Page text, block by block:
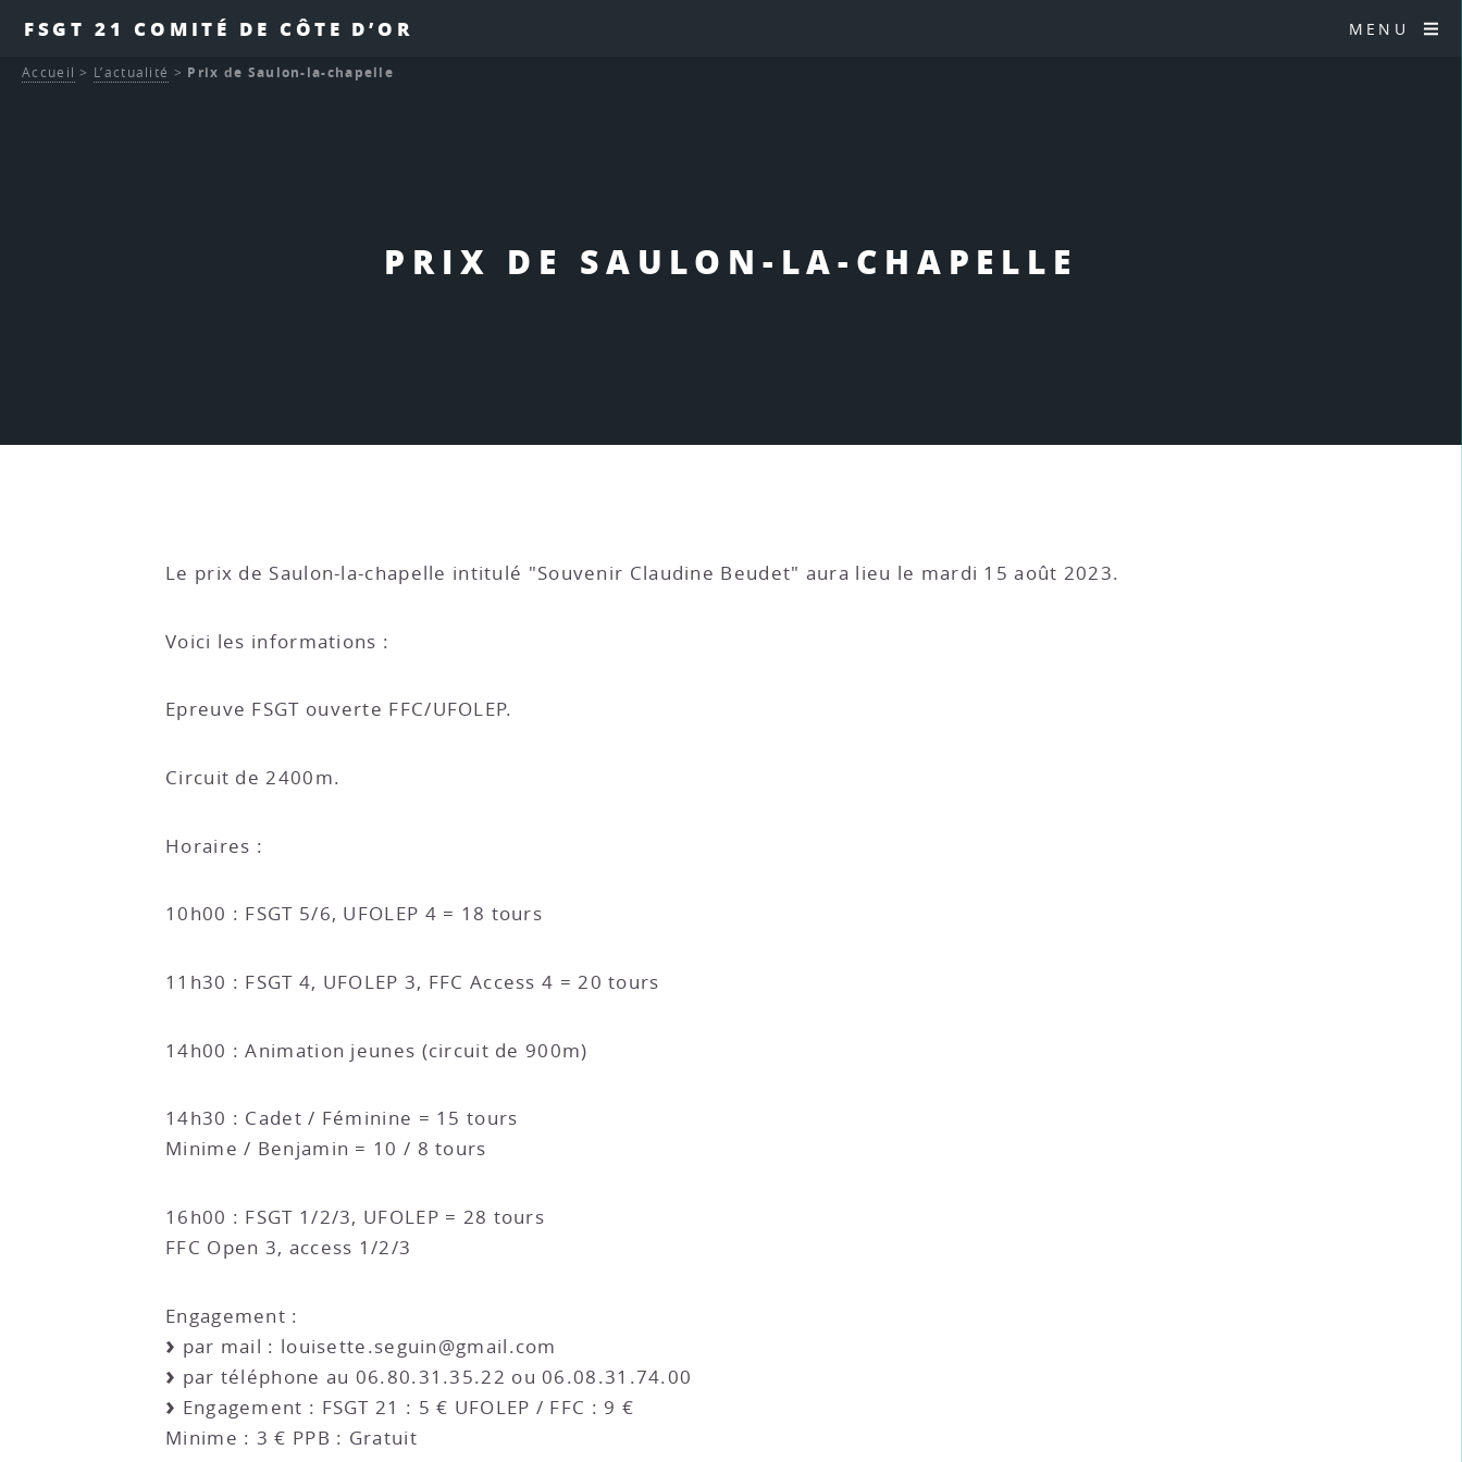
FSGT 21 COMITÉ DE CÔTE D’OR MENU
PRIX DE SAULON-LA-CHAPELLE
Accueil > L’actualité > Prix de Saulon-la-chapelle
Le prix de Saulon-la-chapelle intitulé "Souvenir Claudine Beudet" aura lieu le mardi 15 août 2023.
Voici les informations :
Epreuve FSGT ouverte FFC/UFOLEP.
Circuit de 2400m.
Horaires :
10h00 : FSGT 5/6, UFOLEP 4 = 18 tours
11h30 : FSGT 4, UFOLEP 3, FFC Access 4 = 20 tours
14h00 : Animation jeunes (circuit de 900m)
14h30 : Cadet / Féminine = 15 tours
Minime / Benjamin = 10 / 8 tours
16h00 : FSGT 1/2/3, UFOLEP = 28 tours
FFC Open 3, access 1/2/3
Engagement :
par mail : louisette.seguin@gmail.com
par téléphone au 06.80.31.35.22 ou 06.08.31.74.00
Engagement : FSGT 21 : 5 € UFOLEP / FFC : 9 €
Minime : 3 € PPB : Gratuit